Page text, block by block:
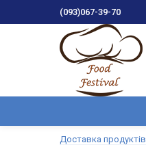
(093)067-39-70
Доставка продуктів